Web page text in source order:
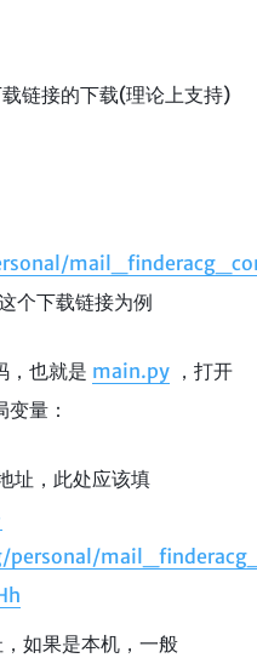
链接的下载(理论上支持)
个下载链接为例
，也就是 main.py ，打开
量：
址，此处应该填
如果是本机，一般